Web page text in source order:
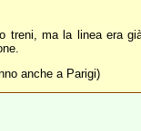
treni, ma la linea era
anche a Parigi)